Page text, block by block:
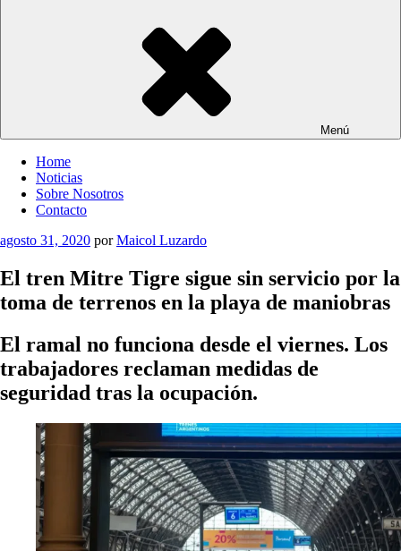
Menú
Home
Noticias
Sobre Nosotros
Contacto
Publicado
agosto 31, 2020 porMaicol Luzardo
El tren Mitre Tigre sigue sin servicio por la
toma de terrenos en la playa de maniobras
El ramal no funciona desde el viernes. Los
trabajadores reclaman medidas de
seguridad tras la ocupación.